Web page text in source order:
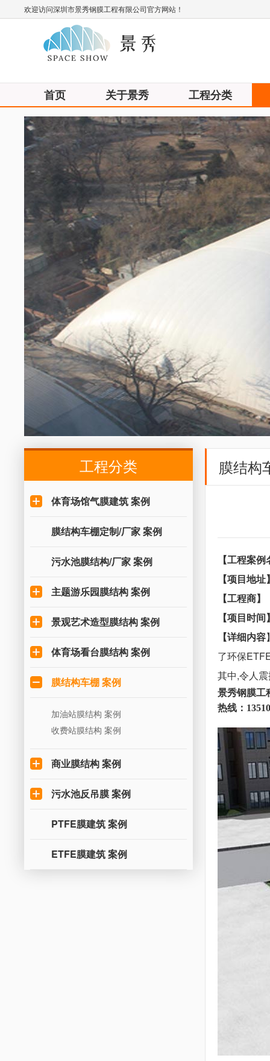
欢迎访问深圳市景秀钢膜工程有限公司官方网站！
首页 关于景秀 工程分类
工程分类
体育场馆气膜建筑 案例
膜结构车棚定制/厂家 案例
污水池膜结构/厂家 案例
主题游乐园膜结构 案例
景观艺术造型膜结构 案例
体育场看台膜结构 案例
膜结构车棚 案例
加油站膜结构 案例
收费站膜结构 案例
商业膜结构 案例
污水池反吊膜 案例
PTFE膜建筑 案例
ETFE膜建筑 案例
膜结构
【工程案
【项目地
【工程商】
【项目时
【详细内容
了环保
其中,令人
景秀钢膜工
热线：